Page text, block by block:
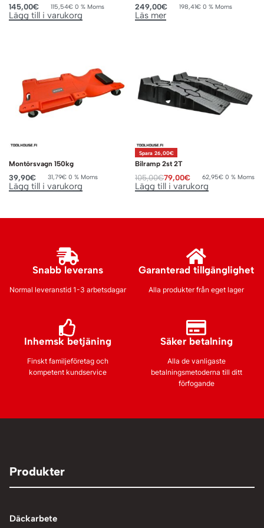
145,00€ 115,54€ 0 % Moms
Lägg till i varukorg
249,00€ 198,41€ 0 % Moms
Läs mer
Montörsvagn 150kg
39,90€ 31,79€ 0 % Moms
Lägg till i varukorg
Spara 26,00€
Bilramp 2st 2T
105,00€79,00€ 62,95€ 0 % Moms
Lägg till i varukorg
Snabb leverans
Normal leveranstid 1-3 arbetsdagar
Garanterad tillgänglighet
Alla produkter från eget lager
Inhemsk betjäning
Finskt familjeföretag och
kompetent kundservice
Säker betalning
Alla de vanligaste
betalningsmetoderna till ditt
förfogande
Produkter
Däckarbete